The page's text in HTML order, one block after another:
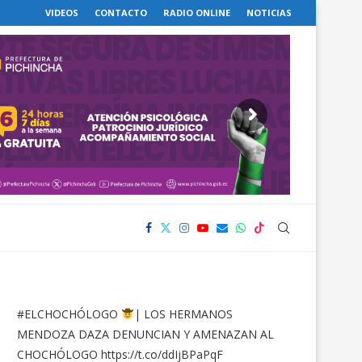
VIDEOS CONTACTO RADIO ONLINE NOTICIAS
#ELCHOCHÓLOGO
| LOS HERMANOS
MENDOZA DAZA DENUNCIAN Y AMENAZAN AL
CHOCHÓLOGO https://t.co/ddIjBPaPqF